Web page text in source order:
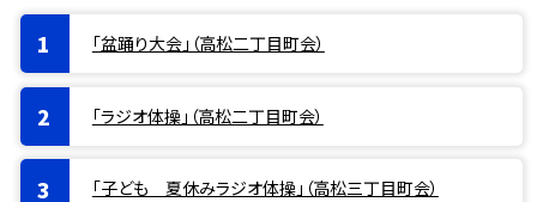
「盆踊り大会」（高松二丁目町会）
「ラジオ体操」（高松二丁目町会）
「子ども 夏休みラジオ体操」（高松三丁目町会）